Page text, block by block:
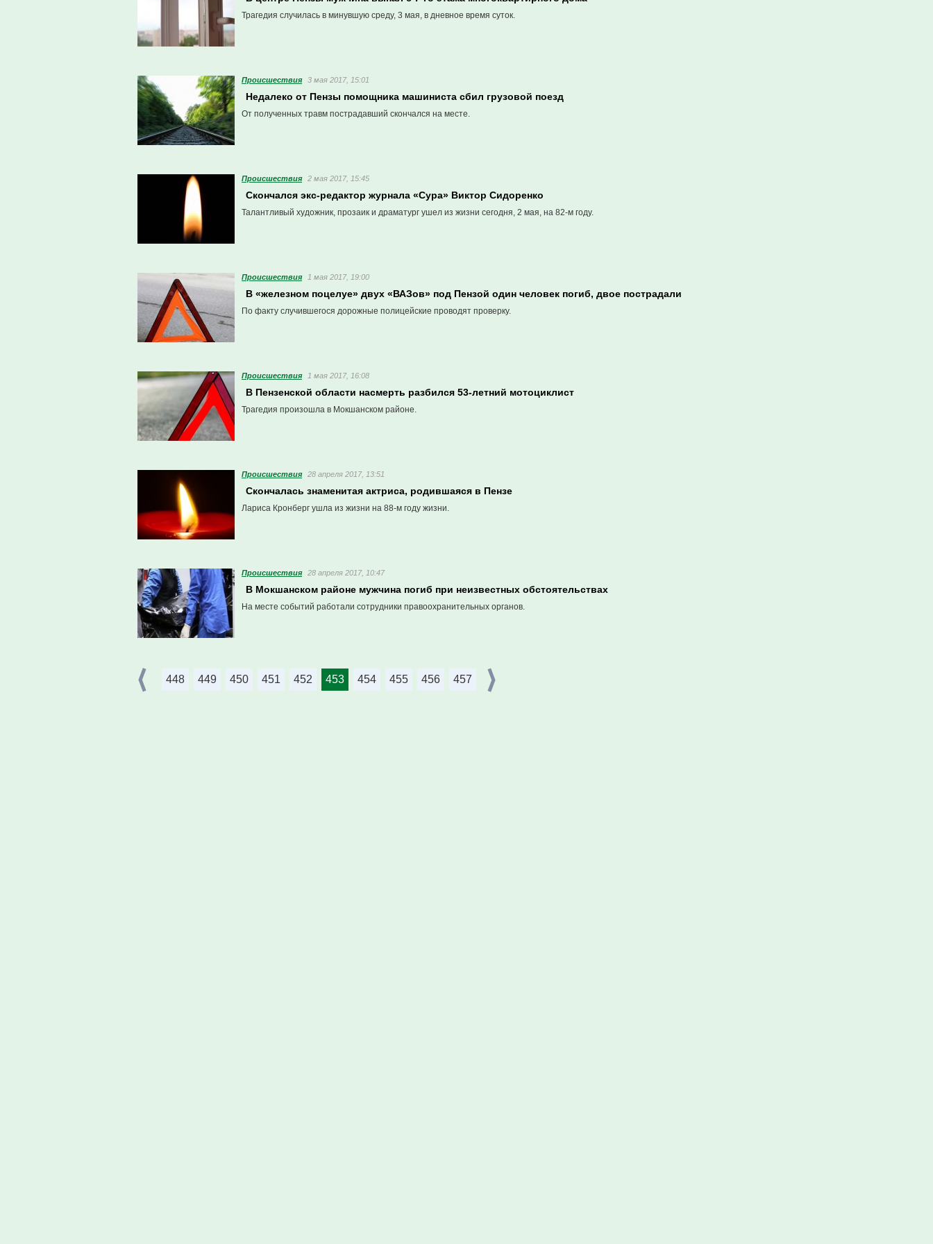
Трагедия случилась в минувшую среду, 3 мая, в дневное время суток.
Проиcшествия 3 мая 2017, 15:01
Недалеко от Пензы помощника машиниста сбил грузовой поезд
От полученных травм пострадавший скончался на месте.
Проиcшествия 2 мая 2017, 15:45
Cкончался экс-редактор журнала «Сура» Виктор Сидоренко
Талантливый художник, прозаик и драматург ушел из жизни сегодня, 2 мая, на 82-м году.
Проиcшествия 1 мая 2017, 19:00
В «железном поцелуе» двух «ВАЗов» под Пензой один человек погиб, двое пострадали
По факту случившегося дорожные полицейские проводят проверку.
Проиcшествия 1 мая 2017, 16:08
В Пензенской области насмерть разбился 53-летний мотоциклист
Трагедия произошла в Мокшанском районе.
Проиcшествия 28 апреля 2017, 13:51
Cкончалась знаменитая актриса, родившаяся в Пензе
Лариса Кронберг ушла из жизни на 88-м году жизни.
Проиcшествия 28 апреля 2017, 10:47
В Мокшанском районе мужчина погиб при неизвестных обстоятельствах
На месте событий работали сотрудники правоохранительных органов.
448 449 450 451 452 453 454 455 456 457